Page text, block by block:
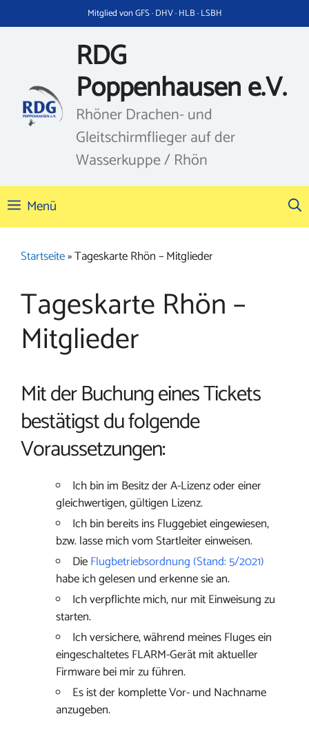
Inhalt
Mitglied von GFS · DHV · HLB · LSBH
RDG
Poppenhausen e.V.
Rhöner Drachen- und
Gleitschirmflieger auf der
Wasserkuppe / Rhön
Menü
Startseite»Tageskarte Rhön – Mitglieder
Tageskarte Rhön –
Mitglieder
Mit der Buchung eines Tickets
bestätigst du folgende
Voraussetzungen:
Ich bin im Besitz der A-Lizenz oder einer
gleichwertigen, gültigen Lizenz.
Ich bin bereits ins Fluggebiet eingewiesen,
bzw. lasse mich vom Startleiter einweisen.
DieFlugbetriebsordnung (Stand: 5/2021)
habe ich gelesen und erkenne sie an.
Ich verpflichte mich, nur mit Einweisung zu
starten.
Ich versichere, während meines Fluges ein
eingeschaltetes FLARM-Gerät mit aktueller
Firmware bei mir zu führen.
Es ist der komplette Vor- und Nachname
anzugeben.